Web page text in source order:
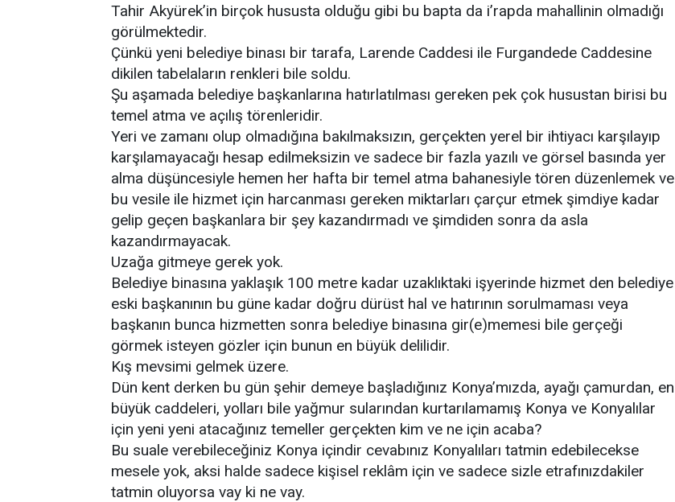
Tahir Akyürek’in birçok hususta olduğu gibi bu bapta da i’rapda mahallinin olmadığı
görülmektedir.
Çünkü yeni belediye binası bir tarafa, Larende Caddesi ile Furgandede Caddesine
dikilen tabelaların renkleri bile soldu.
Şu aşamada belediye başkanlarına hatırlatılması gereken pek çok husustan birisi bu
temel atma ve açılış törenleridir.
Yeri ve zamanı olup olmadığına bakılmaksızın, gerçekten yerel bir ihtiyacı karşılayıp
karşılamayacağı hesap edilmeksizin ve sadece bir fazla yazılı ve görsel basında yer
alma düşüncesiyle hemen her hafta bir temel atma bahanesiyle tören düzenlemek ve
bu vesile ile hizmet için harcanması gereken miktarları çarçur etmek şimdiye kadar
gelip geçen başkanlara bir şey kazandırmadı ve şimdiden sonra da asla
kazandırmayacak.
Uzağa gitmeye gerek yok.
Belediye binasına yaklaşık 100 metre kadar uzaklıktaki işyerinde hizmet den belediye
eski başkanının bu güne kadar doğru dürüst hal ve hatırının sorulmaması veya
başkanın bunca hizmetten sonra belediye binasına gir(e)memesi bile gerçeği
görmek isteyen gözler için bunun en büyük delilidir.
Kış mevsimi gelmek üzere.
Dün kent derken bu gün şehir demeye başladığınız Konya’mızda, ayağı çamurdan, en
büyük caddeleri, yolları bile yağmur sularından kurtarılamamış Konya ve Konyalılar
için yeni yeni atacağınız temeller gerçekten kim ve ne için acaba?
Bu suale verebileceğiniz Konya içindir cevabınız Konyalıları tatmin edebilecekse
mesele yok, aksi halde sadece kişisel reklâm için ve sadece sizle etrafınızdakiler
tatmin oluyorsa vay ki ne vay.